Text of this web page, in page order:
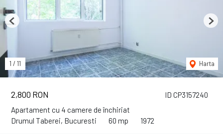
ID CP3157240
2,800 RON
Apartament cu 4 camere de închiriat
Drumul Taberei, Bucuresti
60 mp 1972
1 / 11 Harta
Previous Next